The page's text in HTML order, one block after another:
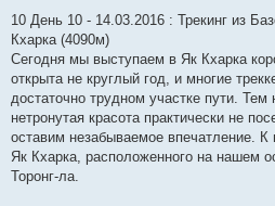
10 День 10 - 14.03.2016 : Трекинг из
Кхарка (4090м)
Сегодня мы выступаем в Як Кхарка
открыта не круглый год, и многие
достаточно трудном участке пути. Тем
нетронутая красота практически не
оставим незабываемое впечатление.
Як Кхарка, расположенного на нашем
Торонг-ла.